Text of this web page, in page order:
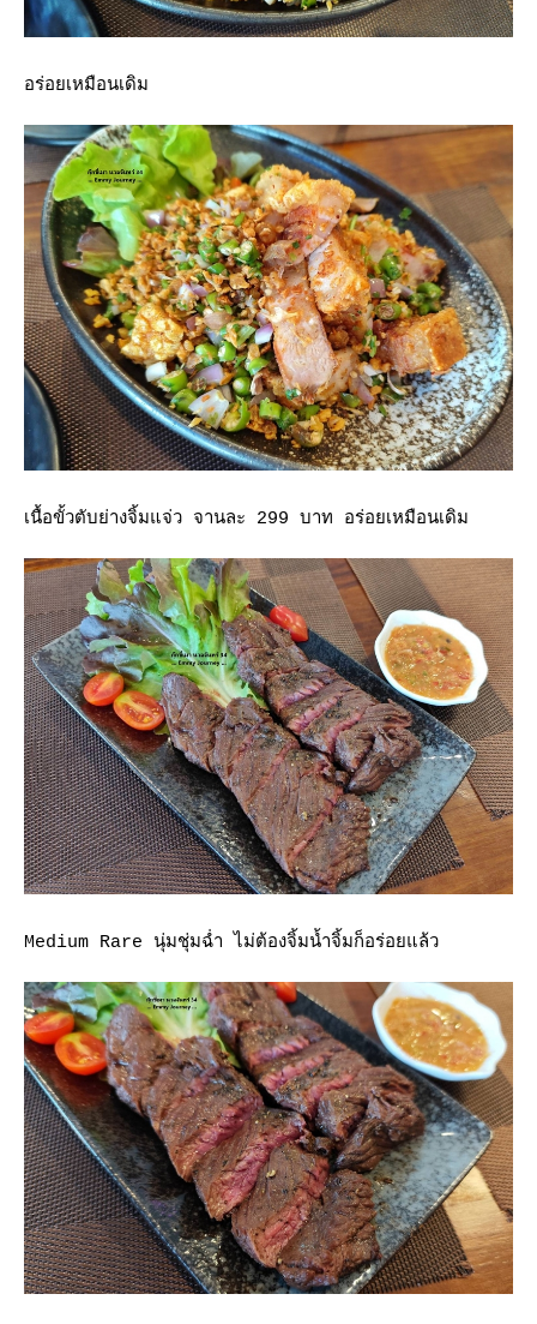
อร่อยเหมือนเดิม
เนื้อขั้วตับย่างจิ้มแจ่ว จานละ 299 บาท อร่อยเหมือนเดิม
Medium Rare นุ่มชุ่มฉ่ำ ไม่ต้องจิ้มน้ำจิ้มก็อร่อยแล้ว